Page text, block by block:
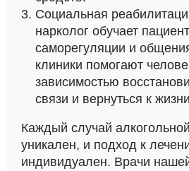
Социальная
нарколог обучает
саморегуляции и
клиники помогают
зависимостью
связи и вернуться к
Каждый случай
уникален, и подход к
индивидуален. Врачи